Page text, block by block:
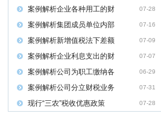
案例解析企业各种用工的财 07-28
案例解析集团成员单位内部 07-16
案例解析新增值税法下差额 07-09
案例解析企业利息支出的财 07-07
案例解析公司为职工缴纳各 06-29
案例解析公司分立财税业务 07-31
现行“三农”税收优惠政策 07-28